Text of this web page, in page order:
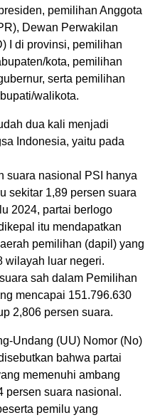
pemilihan Anggota
Dewan Perwakilan
I di provinsi, pemilihan
kota, pemilihan
serta pemilihan
walikota.
dua kali menjadi
Indonesia, yaitu pada
suara nasional PSI hanya
sekitar 1,89 persen suara
2024, partai berlogo
itu mendapatkan
pemilihan (dapil) yang
wilayah luar negeri.
sah dalam Pemilihan
mencapai 151.796.630
2,806 persen suara.
Undang (UU) Nomor (No)
bahwa partai
memenuhi ambang
persen suara nasional.
pemilu yang